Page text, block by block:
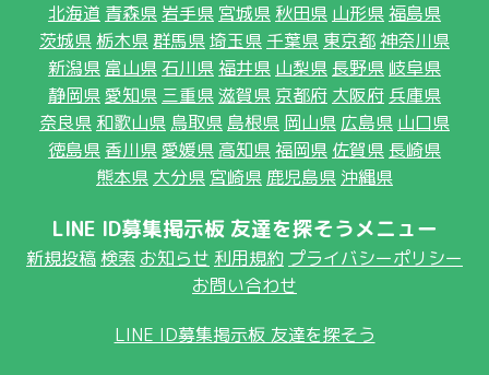
北海道 青森県 岩手県 宮城県 秋田県 山形県福島県
茨城県 栃木県群馬県埼玉県 千葉県 東京都神奈川県
新潟県 富山県 石川県福井県 山梨県 長野県 岐阜県
静岡県愛知県 三重県滋賀県 京都府 大阪府 兵庫県
奈良県 和歌山県 鳥取県 島根県 岡山県 広島県 山口県
徳島県 香川県愛媛県 高知県福岡県 佐賀県 長崎県
熊本県 大分県 宮崎県 鹿児島県 沖縄県
LINE ID募集掲示板 友達を探そうメニュー
新規投稿 検索 お知らせ 利用規約 プライバシーポリシー
お問い合わせ
LINE ID募集掲示板 友達を探そう